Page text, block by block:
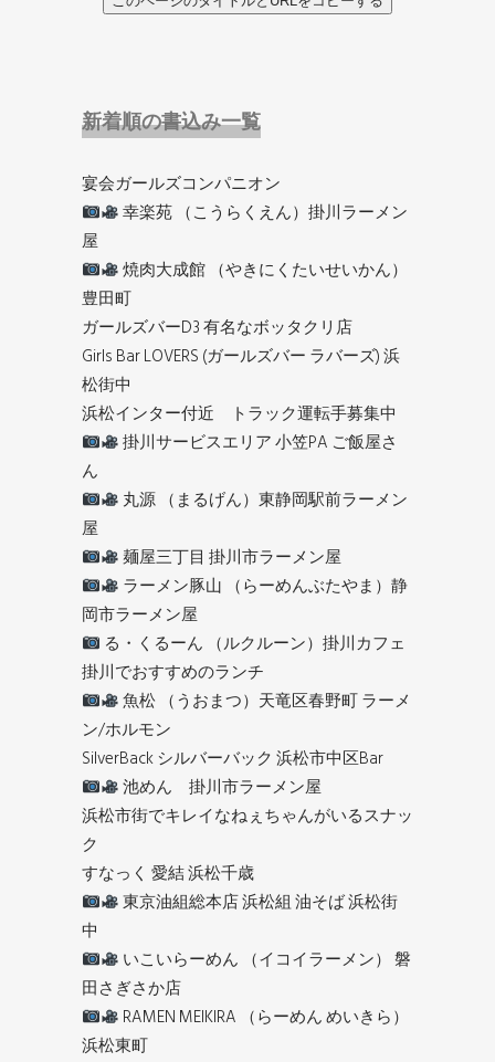
新着順の書込み一覧
宴会ガールズコンパニオン
幸楽苑 （こうらくえん）掛川ラーメン
屋
焼肉大成館 （やきにくたいせいかん）
豊田町
ガールズバーD3 有名なボッタクリ店
Girls Bar LOVERS (ガールズバー ラバーズ) 浜
松街中
浜松インター付近 トラック運転手募集中
掛川サービスエリア 小笠PA ご飯屋さ
ん
丸源 （まるげん）東静岡駅前ラーメン
屋
麺屋三丁目 掛川市ラーメン屋
ラーメン豚山 （らーめんぶたやま）静
岡市ラーメン屋
る・くるーん （ルクルーン）掛川カフェ
掛川でおすすめのランチ
魚松 （うおまつ）天竜区春野町 ラーメ
ン/ホルモン
SilverBack シルバーバック 浜松市中区Bar
池めん 掛川市ラーメン屋
浜松市街でキレイなねぇちゃんがいるスナッ
ク
すなっく 愛結 浜松千歳
東京油組総本店 浜松組 油そば 浜松街
中
いこいらーめん （イコイラーメン） 磐
田さぎさか店
RAMEN MEIKIRA （らーめん めいきら）
浜松東町